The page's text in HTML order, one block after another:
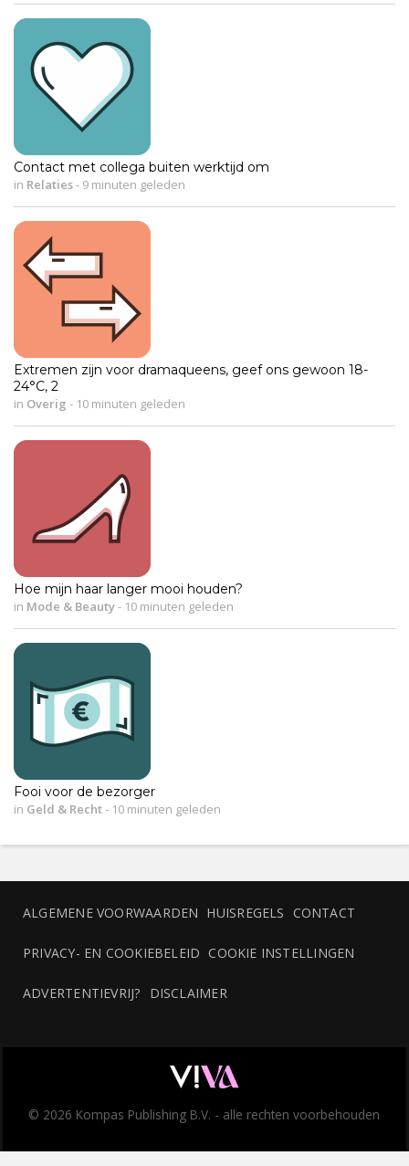
Contact met collega buiten werktijd om
in Relaties- 9 minuten geleden
Extremen zijn voor dramaqueens, geef ons gewoon 18-
24°C, 2
in Overig - 10 minuten geleden
Hoe mijn haar langer mooi houden?
in Mode & Beauty- 10 minuten geleden
Fooi voor de bezorger
in Geld & Recht- 10 minuten geleden
ALGEMENE VOORWAARDEN HUISREGELS CONTACT
PRIVACY- EN COOKIEBELEID COOKIE INSTELLINGEN
ADVERTENTIEVRIJ? DISCLAIMER
© 2026 Kompas Publishing B.V. - alle rechten voorbehouden